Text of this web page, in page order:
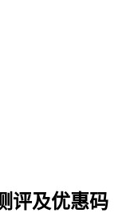
评及优惠码